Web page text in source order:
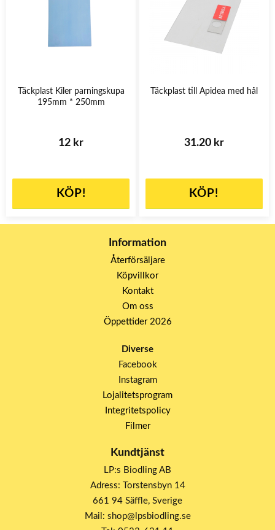
Täckplast Kiler parningskupa
195mm * 250mm
12 kr
KÖP!
Täckplast till Apidea med hål
31.20 kr
KÖP!
Information
Återförsäljare
Köpvillkor
Kontakt
Om oss
Öppettider 2026
Diverse
Facebook
Instagram
Lojalitetsprogram
Integritetspolicy
Filmer
Kundtjänst
LP:s Biodling AB
Adress: Torstensbyn 14
661 94 Säffle, Sverige
Mail: shop@lpsbiodling.se